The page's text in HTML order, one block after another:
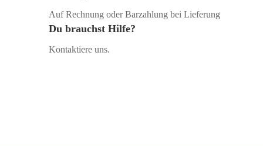
Auf Rechnung oder Barzahlung bei Lieferung
Du brauchst Hilfe?
Kontaktiere uns.